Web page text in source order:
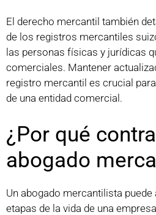
El derecho mercantil también
de los registros mercantiles
las personas físicas y jurídicas
comerciales. Mantener
registro mercantil es crucial
de una entidad comercial.
¿Por qué
abogado
Un abogado mercantilista
etapas de la vida de una